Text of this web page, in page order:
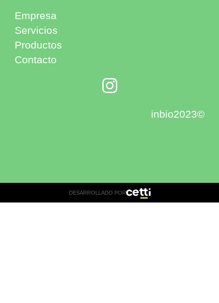
Empresa
Servicios
Productos
Contacto
inbio2023©
DESARROLLADO POR